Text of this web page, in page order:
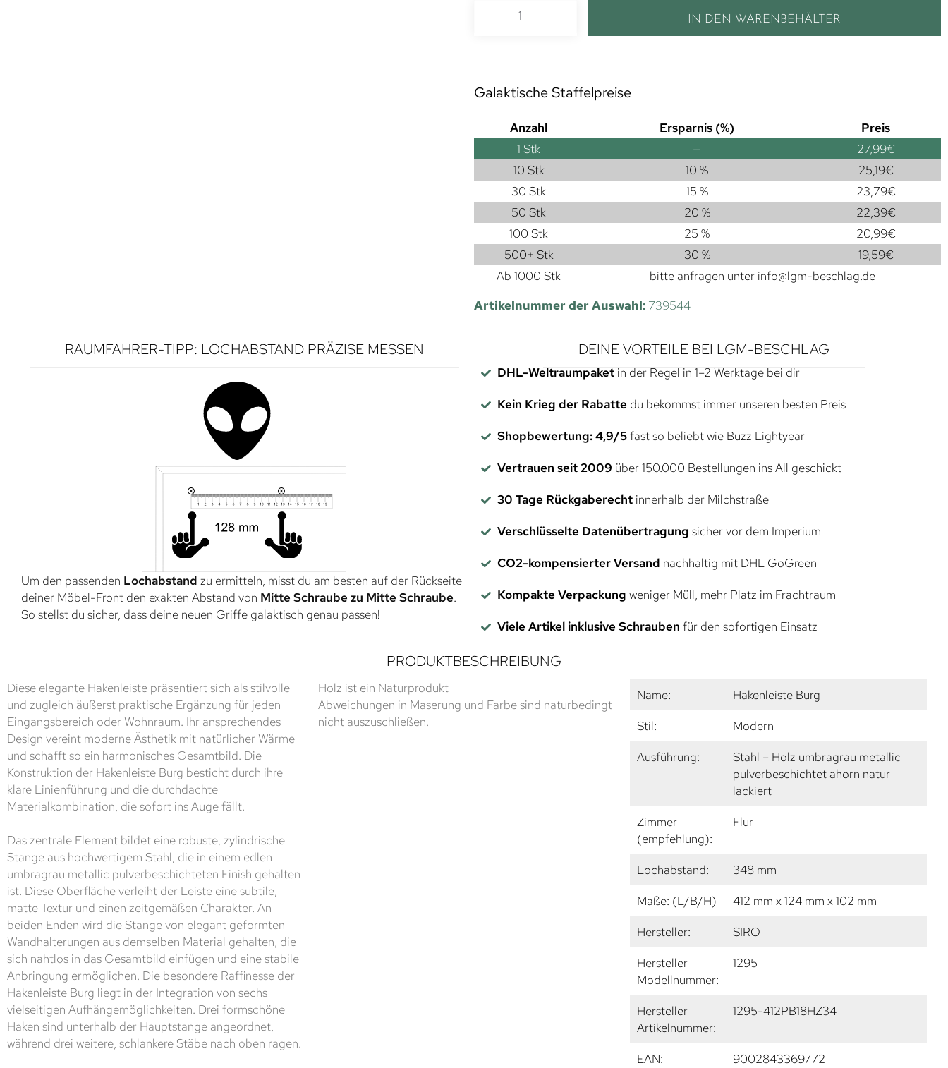
IN DEN WARENBEHÄLTER
Galaktische Staffelpreise
Anzahl Ersparnis (%)
Preis
1 Stk — 27,99€
10 Stk
10 % 25,19€
30 Stk
15 % 23,79€
50 Stk
20 % 22,39€
100 Stk
25 % 20,99€
500+ Stk
30 % 19,59€
Ab 1000 Stk
bitte anfragen unter info@lgm-beschlag.de
Artikelnummer der Auswahl: 739544
RAUMFAHRER-TIPP: LOCHABSTAND PRÄZISE MESSEN
Um den passenden Lochabstand zu ermitteln, misst du am besten auf der Rückseite
deiner Möbel-Front den exakten Abstand von Mitte Schraube zu Mitte Schraube.
So stellst du sicher, dass deine neuen Griffe galaktisch genau passen!
DEINE VORTEILE BEI LGM-BESCHLAG
DHL-Weltraumpaketin der Regel in 1–2 Werktage bei dir
Kein Krieg der Rabatte du bekommst immer unseren besten Preis
Shopbewertung: 4,9/5fast so beliebt wie Buzz Lightyear
Vertrauen seit 2009 über 150.000 Bestellungen ins All geschickt
30 Tage Rückgaberechtinnerhalb der Milchstraße
Verschlüsselte Datenübertragung sicher vor dem Imperium
CO2-kompensierter Versand nachhaltig mit DHL GoGreen
Kompakte Verpackung weniger Müll, mehr Platz im Frachtraum
Viele Artikel inklusive Schrauben für den sofortigen Einsatz
PRODUKTBESCHREIBUNG
Diese elegante Hakenleiste präsentiert sich als stilvolle
und zugleich äußerst praktische Ergänzung für jeden
Eingangsbereich oder Wohnraum. Ihr ansprechendes
Design vereint moderne Ästhetik mit natürlicher Wärme
und schafft so ein harmonisches Gesamtbild. Die
Konstruktion der Hakenleiste Burg besticht durch ihre
klare Linienführung und die durchdachte
Materialkombination, die sofort ins Auge fällt.
Das zentrale Element bildet eine robuste, zylindrische
Stange aus hochwertigem Stahl, die in einem edlen
umbragrau metallic pulverbeschichteten Finish gehalten
ist. Diese Oberfläche verleiht der Leiste eine subtile,
matte Textur und einen zeitgemäßen Charakter. An
beiden Enden wird die Stange von elegant geformten
Wandhalterungen aus demselben Material gehalten, die
sich nahtlos in das Gesamtbild einfügen und eine stabile
Anbringung ermöglichen. Die besondere Raffinesse der
Hakenleiste Burg liegt in der Integration von sechs
vielseitigen Aufhängemöglichkeiten. Drei formschöne
Haken sind unterhalb der Hauptstange angeordnet,
während drei weitere, schlankere Stäbe nach oben ragen.
Holz ist ein Naturprodukt
Abweichungen in Maserung und Farbe sind naturbedingt
nicht auszuschließen.
Name:
Hakenleiste Burg
Stil:
Modern
Ausführung:
Stahl – Holz umbragrau metallic
pulverbeschichtet ahorn natur
lackiert
Zimmer
(empfehlung):
Flur
Lochabstand:
348 mm
Maße: (L/B/H)
412 mm x 124 mm x 102 mm
Hersteller:
SIRO
Hersteller
Modellnummer:
1295
Hersteller
Artikelnummer:
1295-412PB18HZ34
EAN:
9002843369772